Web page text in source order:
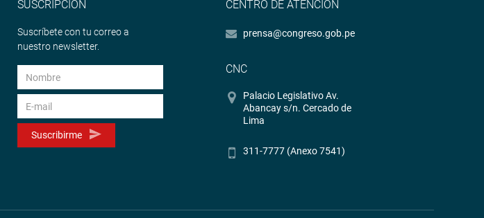
SUSCRIPCIÓN
Suscríbete con tu correo a
nuestro newsletter.
Suscribirme
CENTRO DE ATENCIÓN
prensa@congreso.gob.pe
CNC
Palacio Legislativo Av.
Abancay s/n. Cercado de
Lima
311-7777 (Anexo 7541)